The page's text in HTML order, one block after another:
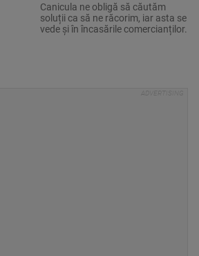
Canicula ne obligă să căutăm
soluții ca să ne răcorim, iar asta se
vede și în încasările comercianților.